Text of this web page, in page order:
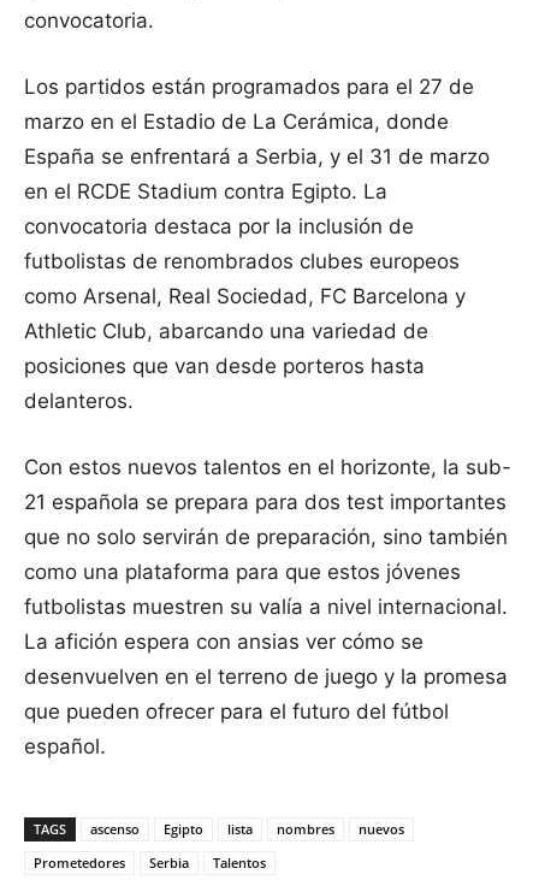
convocatoria.
Los partidos están programados para el 27 de
marzo en el Estadio de La Cerámica, donde
España se enfrentará a Serbia, y el 31 de marzo
en el RCDE Stadium contra Egipto. La
convocatoria destaca por la inclusión de
futbolistas de renombrados clubes europeos
como Arsenal, Real Sociedad, FC Barcelona y
Athletic Club, abarcando una variedad de
posiciones que van desde porteros hasta
delanteros.
Con estos nuevos talentos en el horizonte, la sub-
21 española se prepara para dos test importantes
que no solo servirán de preparación, sino también
como una plataforma para que estos jóvenes
futbolistas muestren su valía a nivel internacional.
La afición espera con ansias ver cómo se
desenvuelven en el terreno de juego y la promesa
que pueden ofrecer para el futuro del fútbol
español.
TAGS ascenso Egipto lista nombres
nuevos
Prometedores
Serbia Talentos